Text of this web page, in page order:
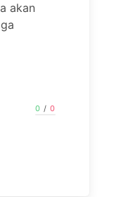
akan
0 / 0